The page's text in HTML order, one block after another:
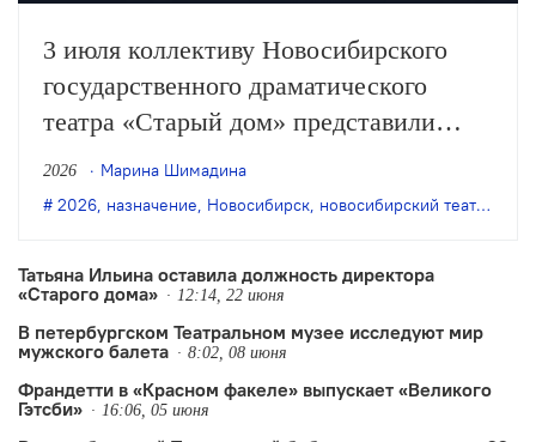
3 июля коллективу Новосибирского
государственного драматического
театра «Старый дом» представили
нового директора. Им стал Юрий
Яшкин, ранее работавший в
Новосибирской области.
2026
Марина Шимадина
2026, назначение, Новосибирск, новосибирский театр "Старый дом"
Татьяна Ильина оставила должность директора
«Старого дома»
12:14, 22 июня
В петербургском Театральном музее исследуют мир
мужского балета
8:02, 08 июня
Франдетти в «Красном факеле» выпускает «Великого
Гэтсби»
16:06, 05 июня